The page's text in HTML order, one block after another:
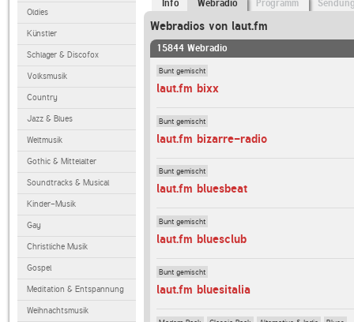
Oldies
Künstler
Schlager & Discofox
Volksmusik
Country
Jazz & Blues
Weltmusik
Gothic & Mittelalter
Soundtracks & Musical
Kinder-Musik
Gay
Christliche Musik
Gospel
Meditation & Entspannung
Weihnachtsmusik
Info Webradio Programm
Webradios von laut.fm
15844 Webradio
Bunt gemischt
laut.fm bixx
Bunt gemischt
laut.fm bizarre-radio
Bunt gemischt
laut.fm bluesbeat
Bunt gemischt
laut.fm bluesclub
Bunt gemischt
laut.fm bluesitalia